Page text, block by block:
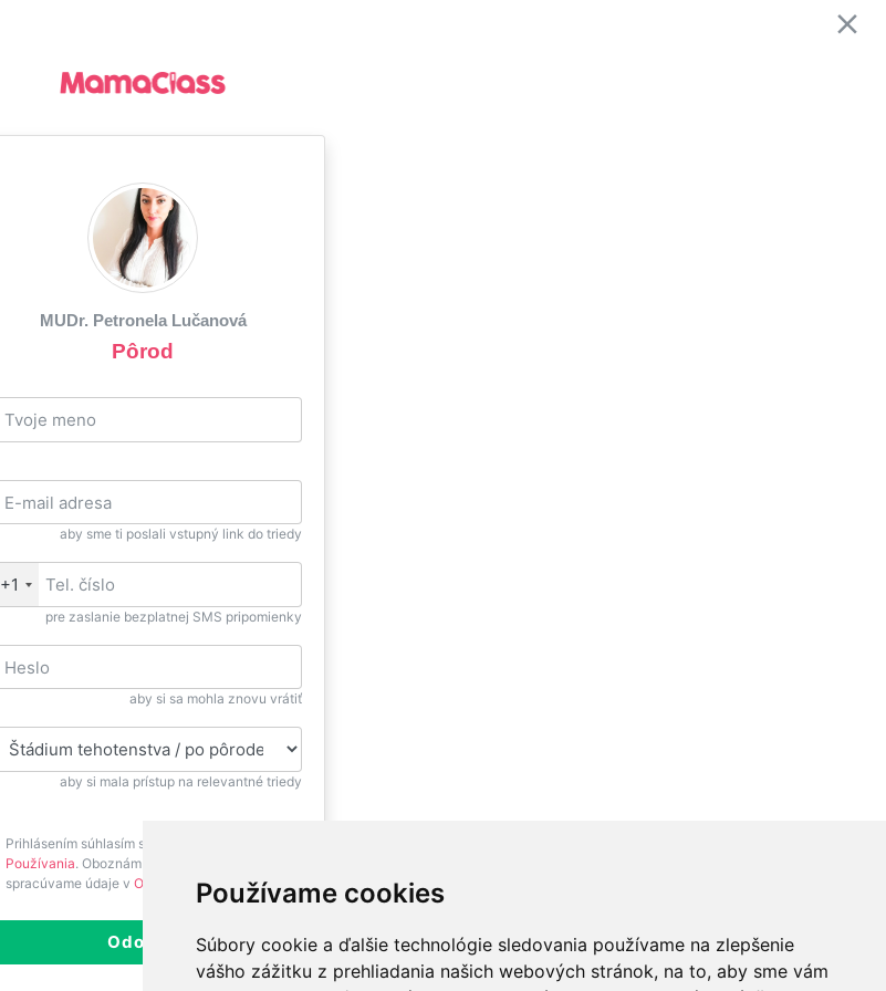
Používame cookies
Súbory cookie a ďalšie technológie sledovania používame na zlepšenie
vášho zážitku z prehliadania našich webových stránok, na to, aby sme vám
MUDr. Petronela Lučanová
Pôrod
aby sme ti poslali vstupný link do triedy
+1
pre zaslanie bezplatnej SMS pripomienky
aby si sa mohla znovu vrátiť
aby si mala prístup na relevantné triedy
Prihlásením súhlasím s
Používania. Oboznám sa prosím ako
spracúvame údaje v Ochrane osobných údajov
Odoslať